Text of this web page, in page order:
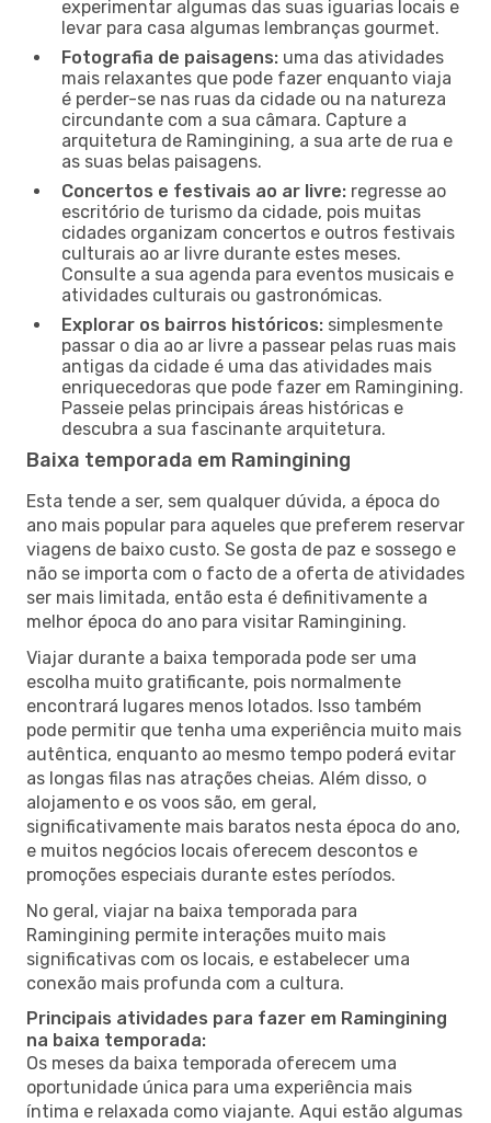
experimentar algumas das suas iguarias locais e
levar para casa algumas lembranças gourmet.
Fotografia de paisagens: uma das atividades
mais relaxantes que pode fazer enquanto viaja
é perder-se nas ruas da cidade ou na natureza
circundante com a sua câmara. Capture a
arquitetura de Ramingining, a sua arte de rua e
as suas belas paisagens.
Concertos e festivais ao ar livre: regresse ao
escritório de turismo da cidade, pois muitas
cidades organizam concertos e outros festivais
culturais ao ar livre durante estes meses.
Consulte a sua agenda para eventos musicais e
atividades culturais ou gastronómicas.
Explorar os bairros históricos: simplesmente
passar o dia ao ar livre a passear pelas ruas mais
antigas da cidade é uma das atividades mais
enriquecedoras que pode fazer em Ramingining.
Passeie pelas principais áreas históricas e
descubra a sua fascinante arquitetura.
Baixa temporada em Ramingining
Esta tende a ser, sem qualquer dúvida, a época do
ano mais popular para aqueles que preferem reservar
viagens de baixo custo. Se gosta de paz e sossego e
não se importa com o facto de a oferta de atividades
ser mais limitada, então esta é definitivamente a
melhor época do ano para visitar Ramingining.
Viajar durante a baixa temporada pode ser uma
escolha muito gratificante, pois normalmente
encontrará lugares menos lotados. Isso também
pode permitir que tenha uma experiência muito mais
autêntica, enquanto ao mesmo tempo poderá evitar
as longas filas nas atrações cheias. Além disso, o
alojamento e os voos são, em geral,
significativamente mais baratos nesta época do ano,
e muitos negócios locais oferecem descontos e
promoções especiais durante estes períodos.
No geral, viajar na baixa temporada para
Ramingining permite interações muito mais
significativas com os locais, e estabelecer uma
conexão mais profunda com a cultura.
Principais atividades para fazer em Ramingining
na baixa temporada:
Os meses da baixa temporada oferecem uma
oportunidade única para uma experiência mais
íntima e relaxada como viajante. Aqui estão algumas